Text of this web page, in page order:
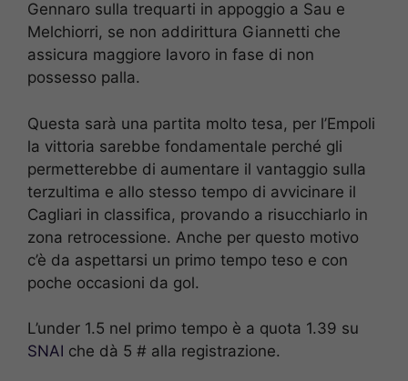
Gennaro sulla trequarti in appoggio a Sau e
Melchiorri, se non addirittura Giannetti che
assicura maggiore lavoro in fase di non
possesso palla.
Questa sarà una partita molto tesa, per l’Empoli
la vittoria sarebbe fondamentale perché gli
permetterebbe di aumentare il vantaggio sulla
terzultima e allo stesso tempo di avvicinare il
Cagliari in classifica, provando a risucchiarlo in
zona retrocessione. Anche per questo motivo
c’è da aspettarsi un primo tempo teso e con
poche occasioni da gol.
L’under 1.5 nel primo tempo è a quota 1.39 su
SNAI che dà 5 # alla registrazione.